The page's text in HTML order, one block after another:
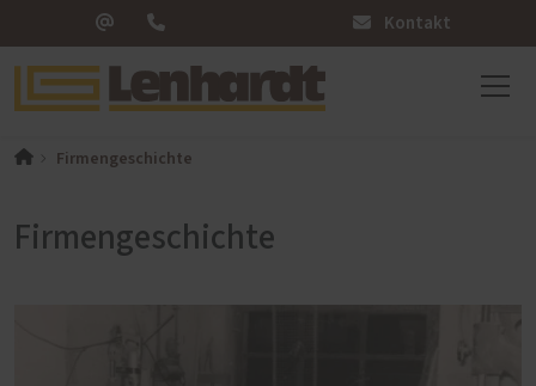
Kontakt
Firmengeschichte
Firmengeschichte